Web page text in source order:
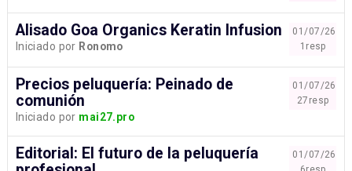
01/07/26
1resp
Alisado Goa Organics Keratin Infusion
Iniciado por Ronomo
01/07/26
27resp
Precios peluquería: Peinado de
comunión
Iniciado por mai27.pro
01/07/26
Editorial: El futuro de la peluquería